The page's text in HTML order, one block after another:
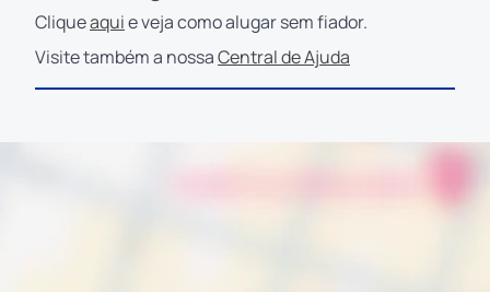
Cliqueaquie veja como alugar sem fiador.
Visite também a nossaCentral de Ajuda